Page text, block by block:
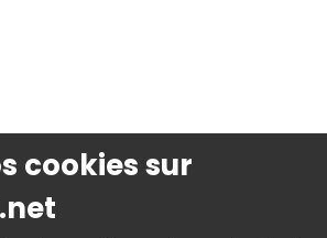
cookies sur